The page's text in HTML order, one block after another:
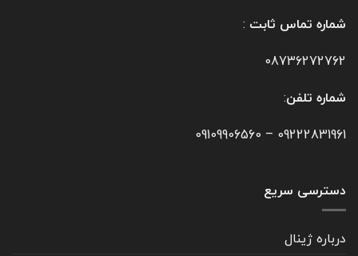
شماره تماس ثابت :
08736272762
شماره تلفن:
09222831961
–
09109906560
دسترسی سریع
درباره ژینال